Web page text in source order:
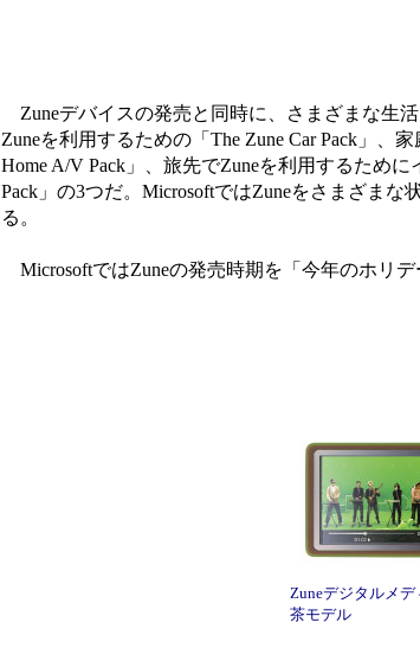
Zuneデバイスの発売と同時に、さまざまな生
Zuneを利用するための「The Zune Car Pack」、
Home A/V Pack」、旅先でZuneを利用するため
Pack」の3つだ。MicrosoftではZuneをさまざま
る。
MicrosoftではZuneの発売時期を「今年のホリ
Zuneデジタルメ
茶モデル